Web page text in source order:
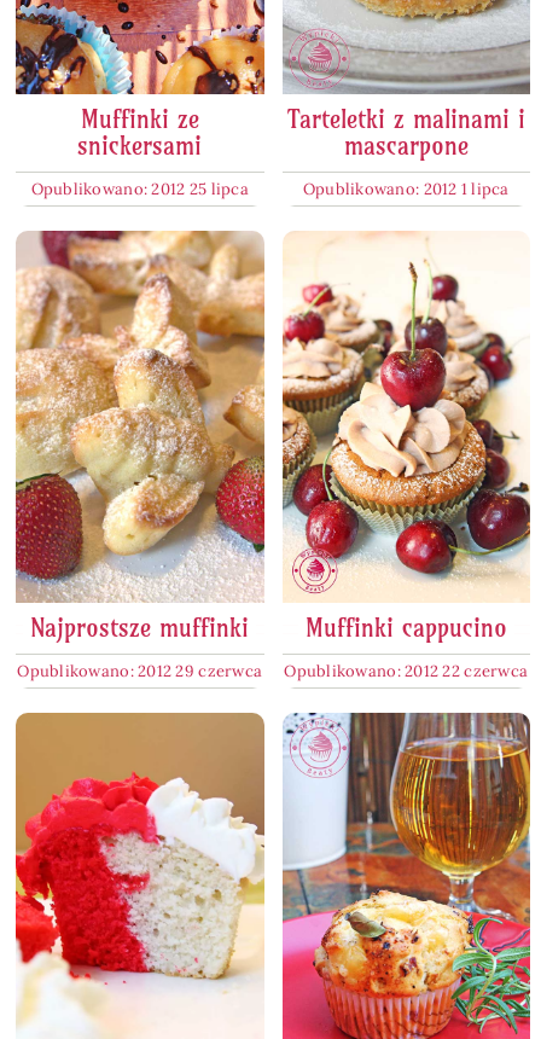
Muffinki ze
snickersami
Opublikowano: 2012 25 lipca
Tarteletki z malinami i
mascarpone
Opublikowano: 2012 1 lipca
Najprostsze muffinki
Opublikowano: 2012 29 czerwca
Muffinki cappucino
Opublikowano: 2012 22 czerwca